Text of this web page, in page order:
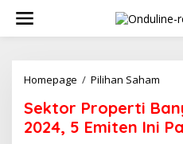
konten
Homepage / Pilihan Saham
di
Sektor Properti
2024, 5 Emiten Ini